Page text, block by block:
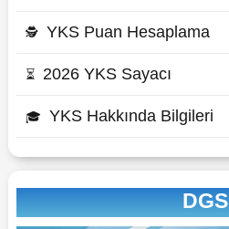
🕵 YKS Puan Hesaplama
⏳ 2026 YKS Sayacı
🎓 YKS Hakkında Bilgileri
DGS